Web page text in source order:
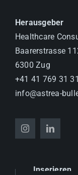
Herausgeber
Healthcare
Baarerstrasse
6300 Zug
+41 41 769 31
info@astrea-
Inserieren